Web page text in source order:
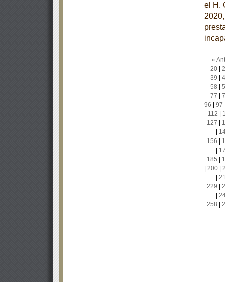
el H.
«
20|
39
58
77
96
97
112
127
156
185
200|
229
258